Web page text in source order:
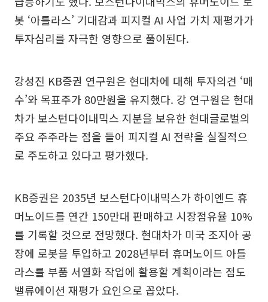
봇 ‘아틀라스’ 기대감과 피지컬 AI 사업 가치 재평가가
투자심리를 자극한 영향으로 풀이된다.
강성진 KB증권 연구원은 현대차에 대해 투자의견 ‘매
수’와 목표주가 80만원을 유지했다. 강 연구원은 현대
차가 보스턴다이내믹스 지분을 보유한 현대글로벌의
주요 주주라는 점을 들어 피지컬 AI 전략을 실질적으
로 주도하고 있다고 평가했다.
KB증권은 2035년 보스턴다이내믹스가 하이엔드 휴
머노이드를 연간 150만대 판매하고 시장점유율 10%
를 기록할 것으로 전망했다. 현대차가 미국 조지아 공
장에 로봇을 투입하고 2028년부터 휴머노이드 아틀
라스를 부품 서열화 작업에 활용할 계획이라는 점도
밸류에이션 재평가 요인으로 꼽았다.